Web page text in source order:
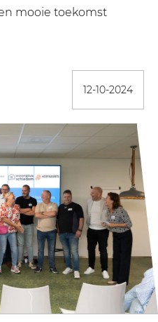
mooie toekomst
12-10-2024